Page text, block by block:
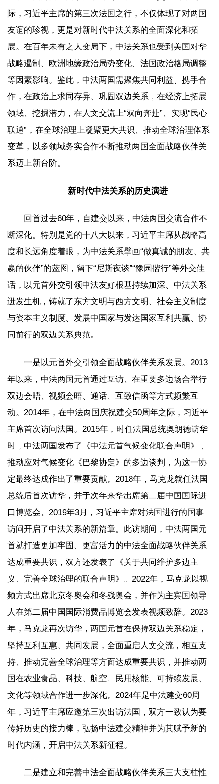
际，习近平主席的第三次法国之行，不仅体现了对两国
友谊的珍视，更是对新时代中法关系的全面深化和拓
展。在百年未有之大变局下，中法关系也受到美国对华
战略遏制、欧洲地缘政治局势变化、法国政治格局调整
等因素影响。鉴此，中法两国需聚焦共同利益、携手合
作，在政治上求同存异、巩固双边关系，在经济上拓展
领域、挖掘潜力，在人文交流上“双向奔赴”、实现“民心
联通”，在全球治理上凝聚更大共识、推动全球治理体系
变革，以多领域务实合作不断推动两国全面战略伙伴关
系迈上新台阶。
新时代中法关系的历史演进
回首过去60年，自建交以来，中法两国交流合作不
断深化。特别是党的十八大以来，习近平主席从战略高
度和长远角度着眼，为中法关系擘画“做真诚的朋友、共
赢的伙伴”的蓝图，留下“尼斯夜谈”“豫园偕行”等外交佳
话，以元首外交引领中法友好根基持续加深、中法关系
迸发生机，铸就了东方文明与西方文明、社会主义制度
与资本主义制度、发展中国家与发达国家互利共赢、协
同前行的双边关系典范。
一是以元首外交引领全面战略伙伴关系发展。2013
年以来，中法两国元首通过互访、在重要多边场合举行
双边会晤、视频会晤、通话、互致信函等方式频繁互
动。2014年，在中法两国庆祝建交50周年之际，习近平
主席首次访问法国。2015年，时任法国总统奥朗德访华
时，中法两国发布了《中法元首气候变化联合声明》，
推动应对气候变化《巴黎协定》的多边谈判，为这一协
定最终达成作出了重要贡献。2018年，马克龙就任法国
总统后首次访华，并于次年来华出席第二届中国国际进
口博览会。2019年3月，习近平主席对法国进行的国事
访问开启了中法关系的新篇章。此访期间，中法两国元
首就打造更加牢固、更富活力的中法全面战略伙伴关系
达成重要共识，双方还发表了《关于共同维护多边主
义、完善全球治理的联合声明》。2022年，马克龙以视
频方式出席北京冬奥会和冬残奥会，并作为主宾国领导
人在第二届中国国际消费品博览会发表视频致辞。2023
年，马克龙再次访华，两国元首在保持双边关系稳定，
坚持互利互惠、共同发展，全面重启人文交流，相互支
持、推动完善全球治理等方面达成重要共识，并推动两
国在农业食品、科技、航空、民用核能、可持续发展、
文化等领域合作进一步深化。2024年是中法建交60周
年，习近平主席应邀第三次出访法国，双方一致认为要
传好历史的接力棒，弘扬中法建交精神并为其赋予新的
时代内涵，开启中法关系新征程。
二是建立和完善中法全面战略伙伴关系三大支柱性